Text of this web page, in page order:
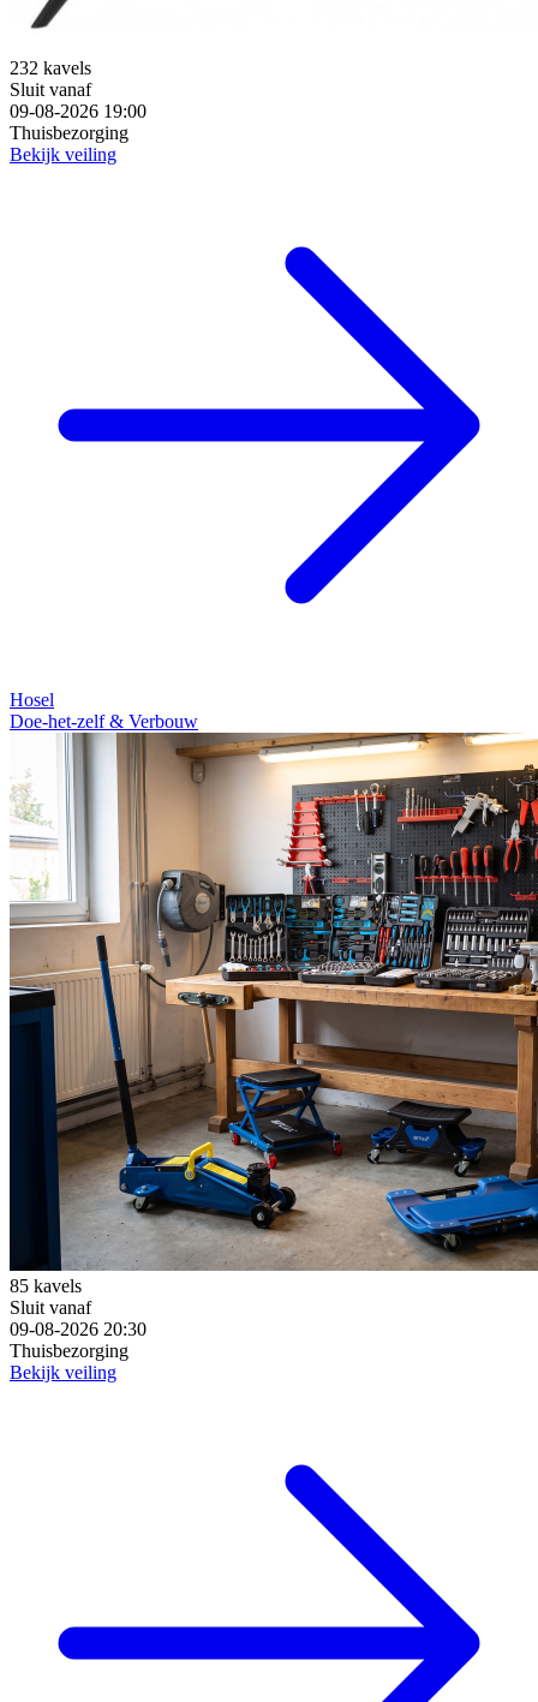
232 kavels
Sluit vanaf
09-08-2026 19:00
Thuisbezorging
Bekijk veiling
Hosel
Doe-het-zelf & Verbouw
85 kavels
Sluit vanaf
09-08-2026 20:30
Thuisbezorging
Bekijk veiling